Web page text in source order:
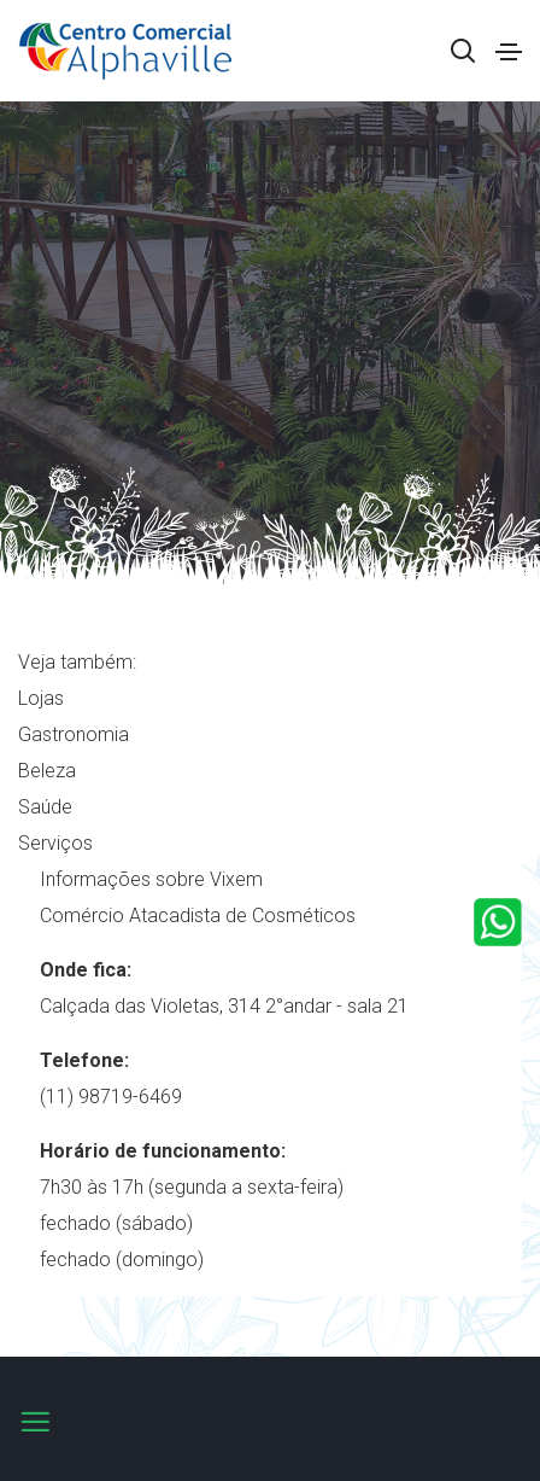
Veja também:
Lojas
Gastronomia
Beleza
Saúde
Serviços
Informações sobre Vixem
Comércio Atacadista de Cosméticos
Onde fica:
Calçada das Violetas, 314 2°andar - sala 21
Telefone:
(11) 98719-6469
Horário de funcionamento:
7h30 às 17h (segunda a sexta-feira)
fechado (sábado)
fechado (domingo)